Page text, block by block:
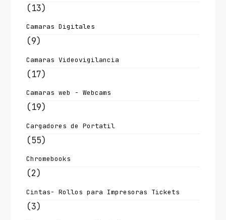
(13)
Camaras Digitales
(9)
Camaras Videovigilancia
(17)
Camaras web - Webcams
(19)
Cargadores de Portatil
(55)
Chromebooks
(2)
Cintas- Rollos para Impresoras Tickets
(3)